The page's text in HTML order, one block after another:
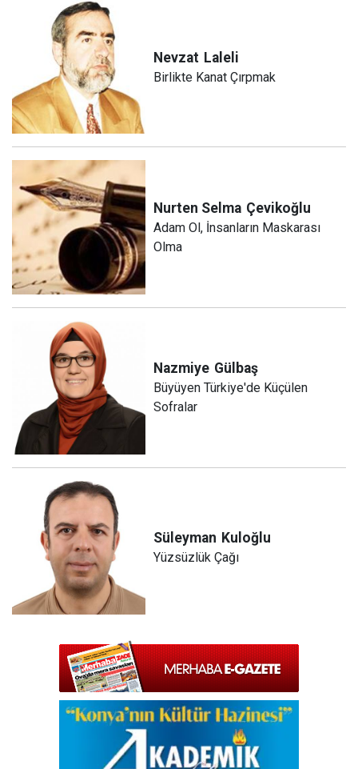
Nevzat Laleli
Birlikte Kanat Çırpmak
Nurten Selma Çevikoğlu
Adam Ol, İnsanların Maskarası
Olma
Nazmiye Gülbaş
Büyüyen Türkiye'de Küçülen
Sofralar
Süleyman Kuloğlu
Yüzsüzlük Çağı